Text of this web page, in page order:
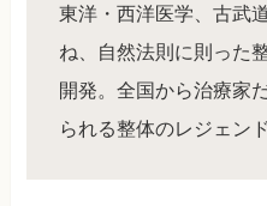
東洋・西洋医学、古武
ね、自然法則に則った
開発。全国から治療家
られる整体のレジェン